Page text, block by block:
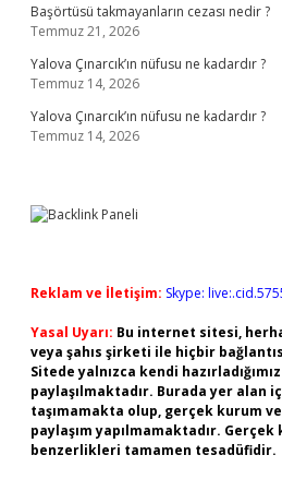
Başörtüsü takmayanların cezası nedir ?
Temmuz 21, 2026
Yalova Çınarcık’ın nüfusu ne kadardır ?
Temmuz 14, 2026
Yalova Çınarcık’ın nüfusu ne kadardır ?
Temmuz 14, 2026
Reklam ve İletişim: Skype:
Yasal Uyarı: Bu internet sitesi,
veya şahıs şirketi ile hiçbir
Sitede yalnızca kendi
paylaşılmaktadır. Burada yer alan
taşımamakta olup, gerçek kurum
paylaşım yapılmamaktadır.
benzerlikleri tamamen tesadüfidir.